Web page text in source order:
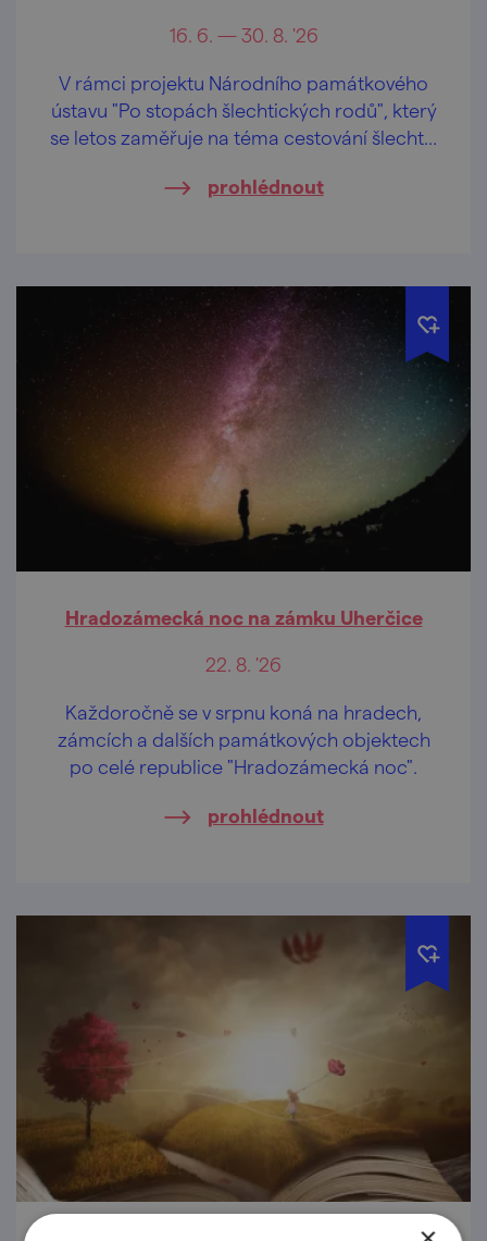
16. 6. — 30. 8. '26
V rámci projektu Národního památkového
ústavu "Po stopách šlechtických rodů", který
se letos zaměřuje na téma cestování šlechty,
zámku vystavena kopie cestovatelského
prohlédnout
Hradozámecká noc na zámku Uherčice
22. 8. '26
Každoročně se v srpnu koná na hradech,
zámcích a dalších památkových objektech
po celé republice "Hradozámecká noc".
prohlédnout